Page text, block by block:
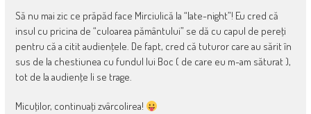
Să nu mai zic ce prăpăd face Mirciulică la “late-night”! Eu cred că
insul cu pricina de “culoarea pământului” se dă cu capul de pereţi
pentru că a citit audienţele. De fapt, cred că tuturor care au sărit în
sus de la chestiunea cu fundul lui Boc ( de care eu m-am săturat ),
tot de la audienţe li se trage.
Micuţilor, continuaţi zvârcolirea!